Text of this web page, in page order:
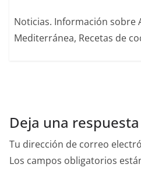
Noticias. Información sobre
Mediterránea, Recetas de
Deja una respuesta
Tu dirección de correo
Los campos obligatorios